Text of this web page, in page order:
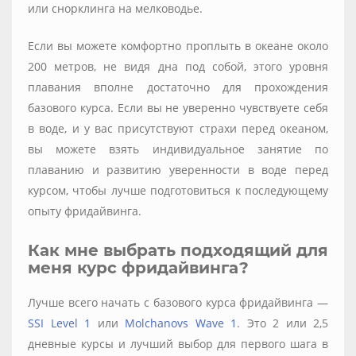
или снорклинга на мелководье.
Если вы можете комфортно проплыть в океане около
200 метров, не видя дна под собой, этого уровня
плавания вполне достаточно для прохождения
базового курса. Если вы не уверенно чувствуете себя
в воде, и у вас присутствуют страхи перед океаном,
вы можете взять индивидуальное занятие по
плаванию и развитию уверенности в воде перед
курсом, чтобы лучше подготовиться к последующему
опыту фридайвинга.
Как мне выбрать подходящий для
меня курс фридайвинга?
Лучше всего начать с базового курса фридайвинга —
SSI Level 1
или Molchanovs Wave 1 . Это 2 или 2,5
дневные курсы и лучший выбор для первого шага в